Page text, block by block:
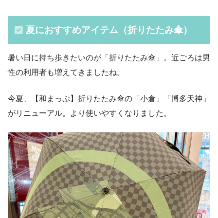
夏におすすめアイテム（折りたたみ傘）
暑い日に持ち歩きたいのが「折りたたみ傘」。近ごろは男
性の利用者も増えてきましたね。
今夏、【和まっぷ】折りたたみ傘の「小倉」「博多天神」
がリニューアル。より使いやすくなりました。